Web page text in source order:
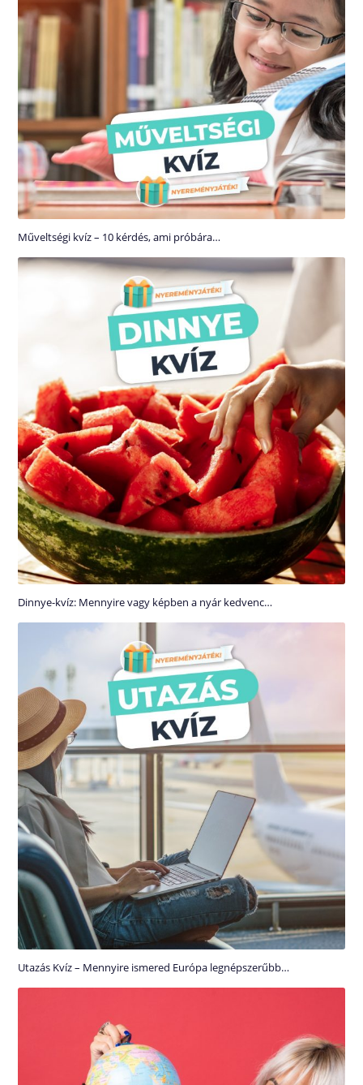
Műveltségi kvíz – 10 kérdés, ami próbára…
Dinnye-kvíz: Mennyire vagy képben a nyár kedvenc…
Utazás Kvíz – Mennyire ismered Európa legnépszerűbb…